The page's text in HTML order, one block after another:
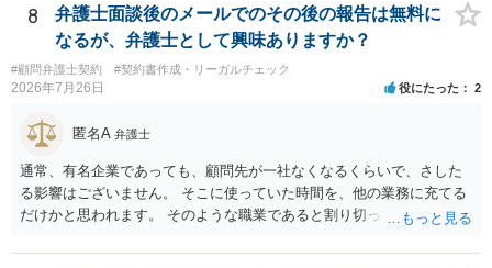
れます。 ただし、家具名や特徴的な形状を商品名・広告に大きく表示
し、公式商品やライセンス商品と誤認させる販売方法であれば、商標
権や不正競争防止法上の問題が生じ得ます。家具のデザインに著作権
が認められる場合は、著作権も別途問題となります。 無料のSNS投稿
やプレゼントでも、著作権侵害は成立し得ます。商標権については、
有料か無料かよりも、商標として使用しているかが重要です。 また、
日本の商標権は原則として日本国内にのみ効力を持ちます。外国で販
売する場合は、販売国の商標・意匠等を確認する必要があります。 他
の作家の例は、許諾を得ている、権利が消滅している、侵害に当たら
ない、又は単に権利行使されていないなど、様々な可能性がありま
す。他人が販売していることだけでは、適法とは判断できません。
8
弁護士面談後のメールでのその後の報告は無料に
なるが、弁護士として興味ありますか？
#顧問弁護士契約 #契約書作成・リーガルチェック
2026年7月26日 役にたった 2
匿名A 弁護士
通常、有名企業であっても、顧問先が一社なくなるくらいで、さした
る影響はございません。 そこに使っていた時間を、他の業務に充てる
だけかと思われます。 そのような職業であると割り切ってご相談され
相談者様のご意見が反映されることを、お祈りしております。